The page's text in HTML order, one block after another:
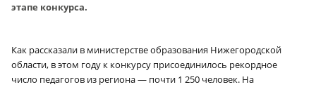
этапе конкурса.
Как рассказали в министерстве образования Нижегородской
области, в этом году к конкурсу присоединилось рекордное
число педагогов из региона — почти 1 250 человек. На